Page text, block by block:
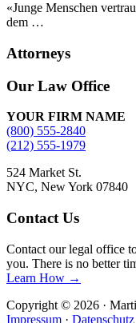
«Junge Menschen
dem …
Attorneys
Site
Footer
Our Law Office
YOUR FIRM NAME
(800) 555-2840
(212) 555-1979
524 Market St.
NYC, New York 07840
Contact Us
Contact our legal office
you. There is no better
Learn How →
Copyright © 2026 ·
Impressum · Datenschutz